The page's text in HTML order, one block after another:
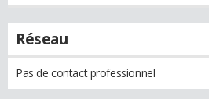
Réseau
Pas de contact professionnel